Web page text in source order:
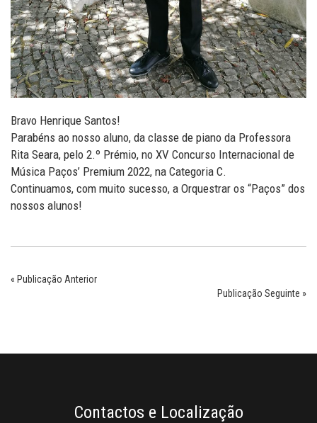
Bravo Henrique Santos!
Parabéns ao nosso aluno, da classe de piano da Professora
Rita Seara, pelo 2.º Prémio, no XV Concurso Internacional de
Música Paços’ Premium 2022, na Categoria C.
Continuamos, com muito sucesso, a Orquestrar os “Paços” dos
nossos alunos!
« Publicação Anterior
Publicação Seguinte »
Contactos e Localização